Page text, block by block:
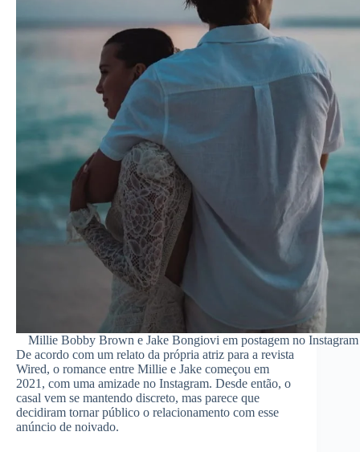
Millie Bobby Brown e Jake Bongiovi em postagem no Instagram
De acordo com um relato da própria atriz para a revista
Wired, o romance entre Millie e Jake começou em
2021, com uma amizade no Instagram. Desde então, o
casal vem se mantendo discreto, mas parece que
decidiram tornar público o relacionamento com esse
anúncio de noivado.